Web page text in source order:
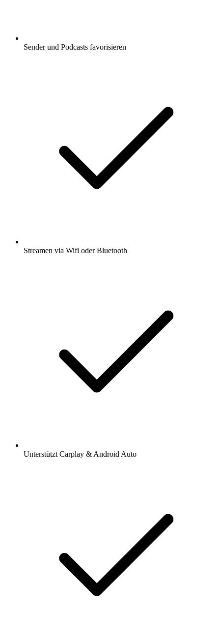
Sender und Podcasts favorisieren
Streamen via Wifi oder Bluetooth
Unterstützt Carplay & Android Auto